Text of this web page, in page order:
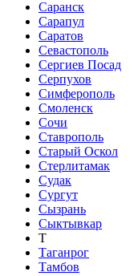
Саранск
Сарапул
Саратов
Севастополь
Сергиев Посад
Серпухов
Симферополь
Смоленск
Сочи
Ставрополь
Старый Оскол
Стерлитамак
Судак
Сургут
Сызрань
Сыктывкар
Т
Таганрог
Тамбов